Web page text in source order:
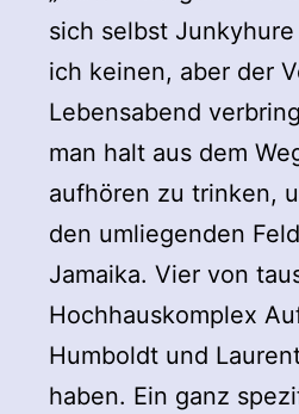
sich selbst
ich keinen, aber der
Lebensabend
man halt aus dem
aufhören zu trinken,
den umliegenden
Jamaika. Vier von
Hochhauskomplex
Humboldt und
haben. Ein ganz